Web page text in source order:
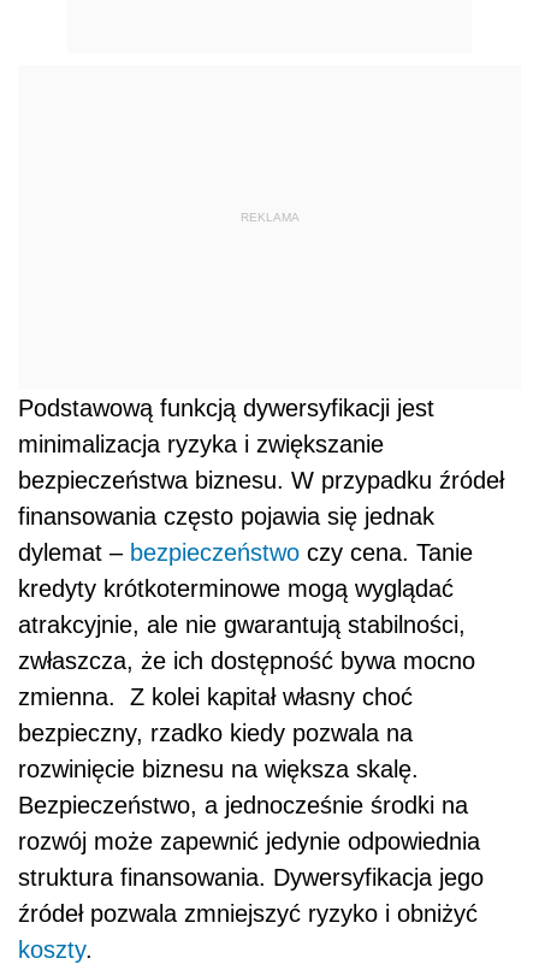
REKLAMA
Podstawową funkcją dywersyfikacji jest
minimalizacja ryzyka i zwiększanie
bezpieczeństwa biznesu. W przypadku źródeł
finansowania często pojawia się jednak
dylemat – bezpieczeństwo czy cena. Tanie
kredyty krótkoterminowe mogą wyglądać
atrakcyjnie, ale nie gwarantują stabilności,
zwłaszcza, że ich dostępność bywa mocno
zmienna. Z kolei kapitał własny choć
bezpieczny, rzadko kiedy pozwala na
rozwinięcie biznesu na większa skalę.
Bezpieczeństwo, a jednocześnie środki na
rozwój może zapewnić jedynie odpowiednia
struktura finansowania. Dywersyfikacja jego
źródeł pozwala zmniejszyć ryzyko i obniżyć
koszty.